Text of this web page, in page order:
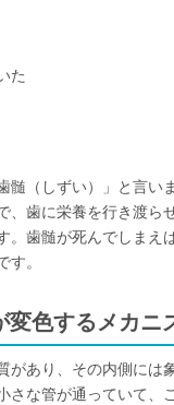
た
髄（しずい）」と言い
、歯に栄養を行き渡ら
。歯髄が死んでしまえ
す。
変色するメカニ
があり、その内側には
さな管が通っていて、